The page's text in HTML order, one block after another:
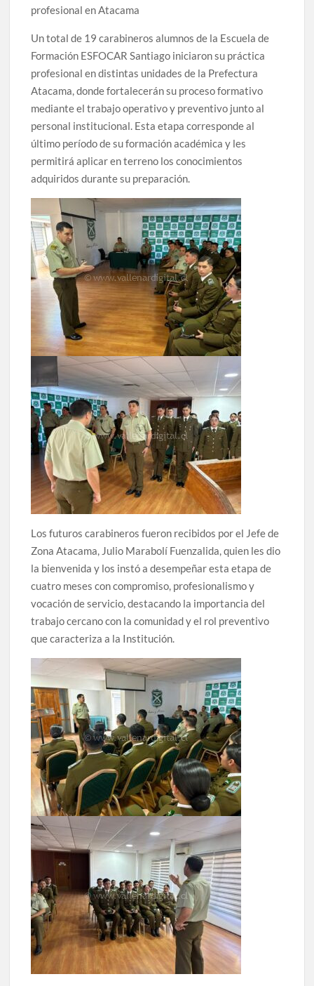
profesional en Atacama
Un total de 19 carabineros alumnos de la Escuela de
Formación ESFOCAR Santiago iniciaron su práctica
profesional en distintas unidades de la Prefectura
Atacama, donde fortalecerán su proceso formativo
mediante el trabajo operativo y preventivo junto al
personal institucional. Esta etapa corresponde al
último período de su formación académica y les
permitirá aplicar en terreno los conocimientos
adquiridos durante su preparación.
Los futuros carabineros fueron recibidos por el Jefe de
Zona Atacama, Julio Marabolí Fuenzalida, quien les dio
la bienvenida y los instó a desempeñar esta etapa de
cuatro meses con compromiso, profesionalismo y
vocación de servicio, destacando la importancia del
trabajo cercano con la comunidad y el rol preventivo
que caracteriza a la Institución.